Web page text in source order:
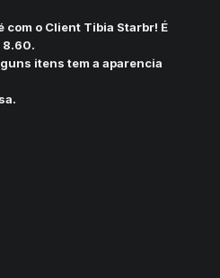
com o Client Tibia Starbr! É
8.60.
itens tem a aparencia